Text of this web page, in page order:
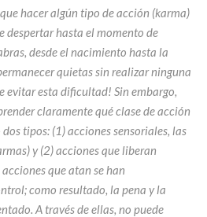
hacer algún tipo de acción (karma)
despertar hasta el momento de
desde el nacimiento hasta la
quietas sin realizar ninguna
evitar esta dificultad! Sin embargo,
claramente qué clase de acción
tipos: (1) acciones sensoriales, las
y (2) acciones que liberan
que atan se han
como resultado, la pena y la
A través de ellas, no puede